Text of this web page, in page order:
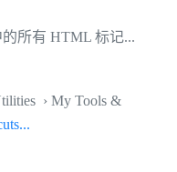
所有 HTML 标记...
› My Tools &